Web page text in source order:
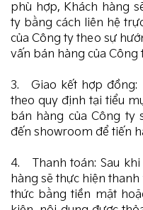
phù hợp, Khách hàng
ty bằng cách liên hệ
của Công ty theo sự
vấn bán hàng của Công
3. Giao kết hợp đồng:
theo quy định tại tiểu
bán hàng của Công ty
đến showroom để tiến
4. Thanh toán: Sau
hàng sẽ thực hiện
thức bằng tiền mặt